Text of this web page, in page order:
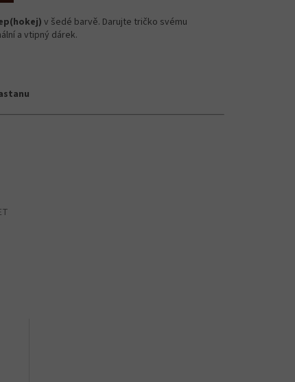
v šedé barvě. Darujte tričko svému
a vtipný dárek.